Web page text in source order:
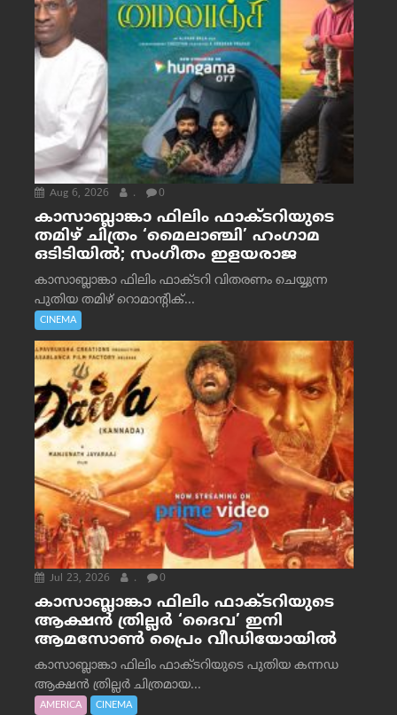
Aug 6, 2026 . 0
കാസാബ്ലാങ്കാ ഫിലിം ഫാക്ടറിയുടെ
തമിഴ് ചിത്രം ‘മൈലാഞ്ചി’ ഹംഗാമ
ഒടിടിയിൽ; സംഗീതം ഇളയരാജ
കാസാബ്ലാങ്കാ ഫിലിം ഫാക്ടറി വിതരണം ചെയ്യുന്ന
പുതിയ തമിഴ് റൊമാന്റിക്...
CINEMA
Jul 23, 2026 . 0
കാസാബ്ലാങ്കാ ഫിലിം ഫാക്ടറിയുടെ
ആക്ഷൻ ത്രില്ലർ ‘ദൈവ’ ഇനി
ആമസോൺ പ്രൈം വീഡിയോയിൽ
കാസാബ്ലാങ്കാ ഫിലിം ഫാക്ടറിയുടെ പുതിയ കന്നഡ
ആക്ഷൻ ത്രില്ലർ ചിത്രമായ...
AMERICA CINEMA